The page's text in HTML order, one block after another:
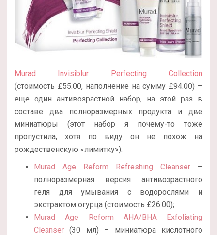
Murad Invisiblur Perfecting Collection
(стоимость £55.00, наполнение на сумму £94.00) –
еще один антивозрастной набор, на этой раз в
составе два полноразмерных продукта и две
миниатюры (этот набор я почему-то тоже
пропустила, хотя по виду он не похож на
рождественскую «лимитку»):
Murad Age Reform Refreshing Cleanser –
полноразмерная версия антивозрастного
геля для умывания с водорослями и
экстрактом огурца (стоимость £26.00);
Murad Age Reform AHA/BHA Exfoliating
Cleanser (30 мл) – миниатюра кислотного